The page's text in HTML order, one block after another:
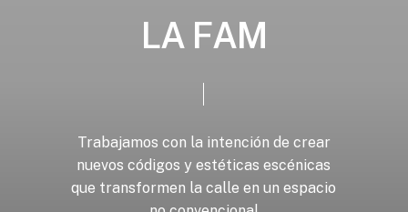
LA FAM
Trabajamos con la intención de crear
nuevos códigos y estéticas escénicas
que transformen la calle en un espacio